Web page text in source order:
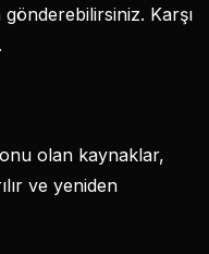
Karşı
olan kaynaklar,
ve yeniden